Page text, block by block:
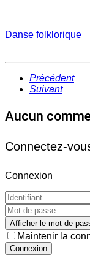
Danse folklorique
Précédent
Suivant
Aucun
Connectez-
Connexion
Afficher le mot de
Maintenir la
Connexion